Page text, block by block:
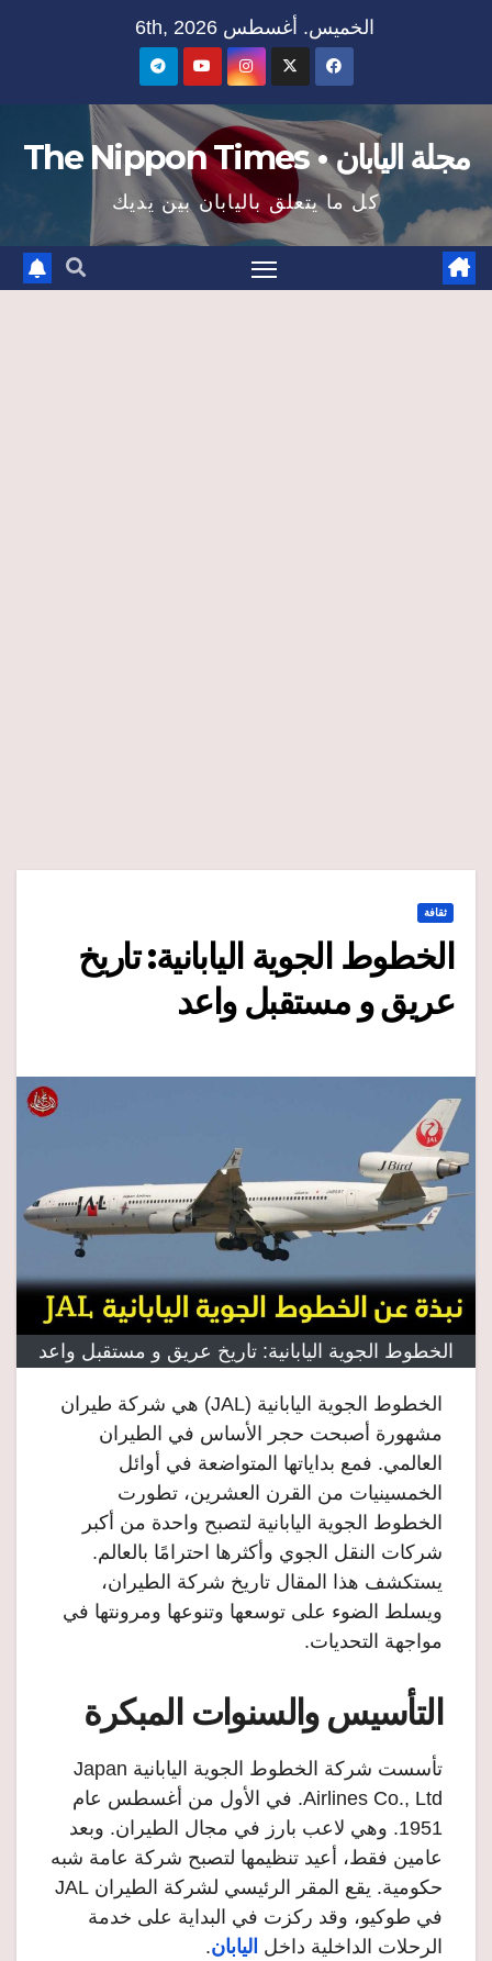
الخميس. أغسطس 6th, 2026
مجلة اليابان • The Nippon Times
كل ما يتعلق باليابان بين يديك
ثقافة
الخطوط الجوية اليابانية: تاريخ
عريق و مستقبل واعد
الخطوط الجوية اليابانية: تاريخ عريق و مستقبل واعد
الخطوط الجوية اليابانية (JAL) هي شركة طيران
مشهورة أصبحت حجر الأساس في الطيران
العالمي. فمع بداياتها المتواضعة في أوائل
الخمسينيات من القرن العشرين، تطورت
الخطوط الجوية اليابانية لتصبح واحدة من أكبر
شركات النقل الجوي وأكثرها احترامًا بالعالم.
يستكشف هذا المقال تاريخ شركة الطيران،
ويسلط الضوء على توسعها وتنوعها ومرونتها في
مواجهة التحديات.
التأسيس والسنوات المبكرة
تأسست شركة الخطوط الجوية اليابانية Japan
Airlines Co., Ltd. في الأول من أغسطس عام
1951. وهي لاعب بارز في مجال الطيران. وبعد
عامين فقط، أعيد تنظيمها لتصبح شركة عامة شبه
حكومية. يقع المقر الرئيسي لشركة الطيران JAL
في طوكيو، وقد ركزت في البداية على خدمة
الرحلات الداخلية داخل اليابان.